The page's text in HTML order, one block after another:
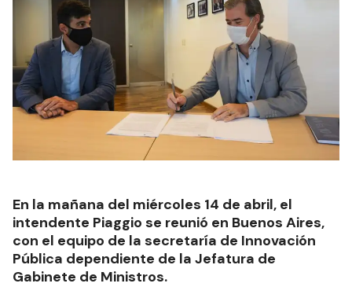
En la mañana del miércoles 14 de abril, el
intendente Piaggio se reunió en Buenos Aires,
con el equipo de la secretaría de Innovación
Pública dependiente de la Jefatura de
Gabinete de Ministros.